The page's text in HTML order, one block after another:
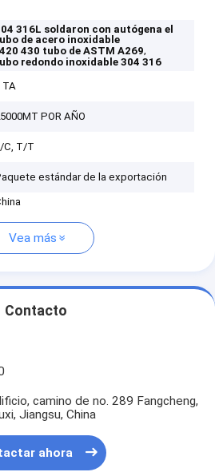
316L soldaron con autógena el
de acero inoxidable
420 430 tubo de ASTM A269,
redondo inoxidable 304 316
TA
POR AÑO
C, T/T
estándar de la exportación
Vea más
Contacto
camino de no. 289 Fangcheng,
Jiangsu, China
ahora